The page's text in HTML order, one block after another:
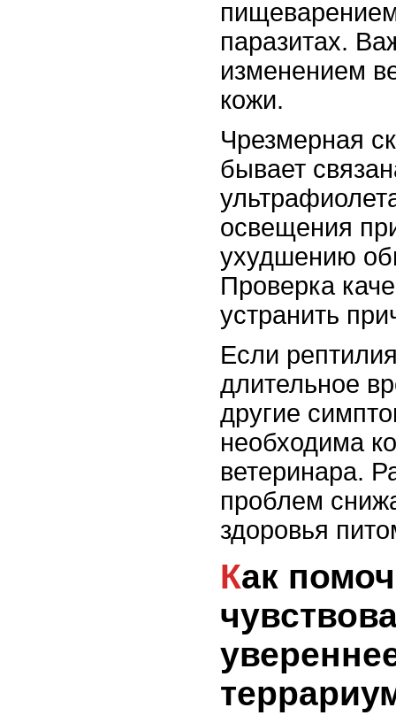
паразитах.
изменением
кожи.
Чрезмерная
бывает
освещения
ухудшению
Проверка
устранить
Если
длительное
другие
необходима
ветеринара.
проблем
здоровья
Как помочь рептилии